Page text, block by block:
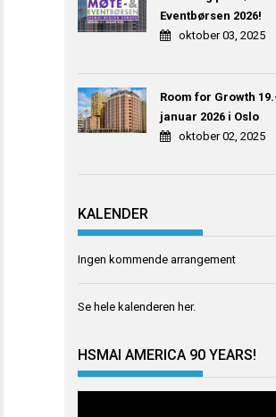
Eventbørsen 2026!
oktober 03, 2025
Room for Growth
januar 2026 i Oslo
oktober 02, 2025
KALENDER
Ingen kommende arrangement
Se hele kalenderen her.
HSMAI AMERICA 90 YEARS!